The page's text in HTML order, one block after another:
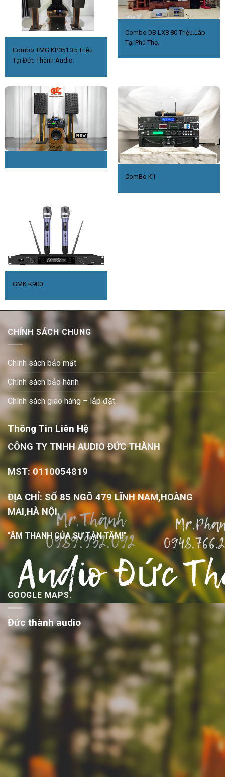
Combo TMG KP051 35 Triệu
Tại Đức Thành Audio.
Combo DB LX8 80 Triệu.Lắp
Tại Phú Thọ.
ComBo K1
GMK K900
CHÍNH SÁCH CHUNG
Chính sách bảo mật
Chính sách bảo hành
Chính sách giao hàng – lắp đặt
Thông Tin Liên Hệ
CÔNG TY TNHH AUDIO ĐỨC THÀNH
MST: 0110054819
ĐỊA CHỈ: SỐ 85 NGÕ 479 LĨNH NAM,HOÀNG
MAI,HÀ NỘI.
"ÂM THANH CỦA SỰ TẬN TÂM!"
GOOGLE MAPS.
Đức thành audio